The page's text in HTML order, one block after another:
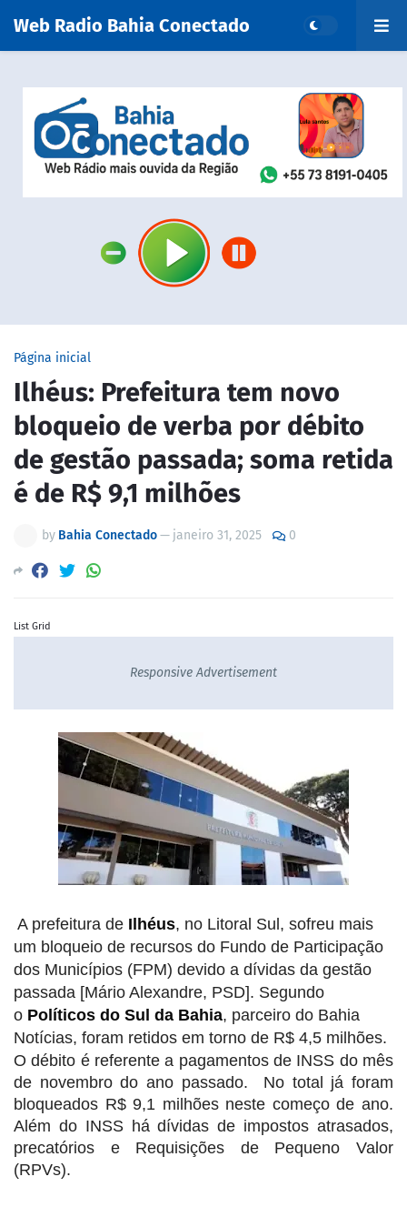
Web Radio Bahia Conectado
Página inicial
Ilhéus: Prefeitura tem novo
bloqueio de verba por débito
de gestão passada; soma retida
é de R$ 9,1 milhões
by Bahia Conectado— janeiro 31, 2025 0
List Grid
Responsive Advertisement
A prefeitura de Ilhéus, no Litoral Sul, sofreu mais
um bloqueio de recursos do Fundo de Participação
dos Municípios (FPM) devido a dívidas da gestão
passada [Mário Alexandre, PSD]. Segundo
o Políticos do Sul da Bahia, parceiro do Bahia
Notícias, foram retidos em torno de R$ 4,5 milhões.
O débito é referente a pagamentos de INSS do mês
de novembro do ano passado. No total já foram
bloqueados R$ 9,1 milhões neste começo de ano.
Além do INSS há dívidas de impostos atrasados,
precatórios e Requisições de Pequeno Valor
(RPVs).